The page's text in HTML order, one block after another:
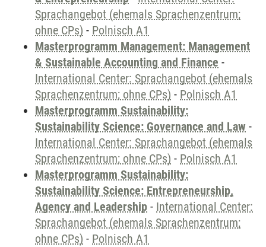
Sprachangebot (ehemals Sprachenzentrum;
ohne CPs) - Polnisch A1
Masterprogramm Management: Management
& Sustainable Accounting and Finance -
International Center: Sprachangebot (ehemals
Sprachenzentrum; ohne CPs) - Polnisch A1
Masterprogramm Sustainability:
Sustainability Science: Governance and Law -
International Center: Sprachangebot (ehemals
Sprachenzentrum; ohne CPs) - Polnisch A1
Masterprogramm Sustainability:
Sustainability Science: Entrepreneurship,
Agency and Leadership - International Center:
Sprachangebot (ehemals Sprachenzentrum;
ohne CPs) - Polnisch A1